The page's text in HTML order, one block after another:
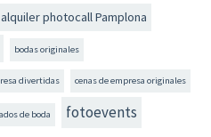
alquiler photocall Pamplona
bodas originales
divertidas cenas de empresa originales
de boda fotoevents